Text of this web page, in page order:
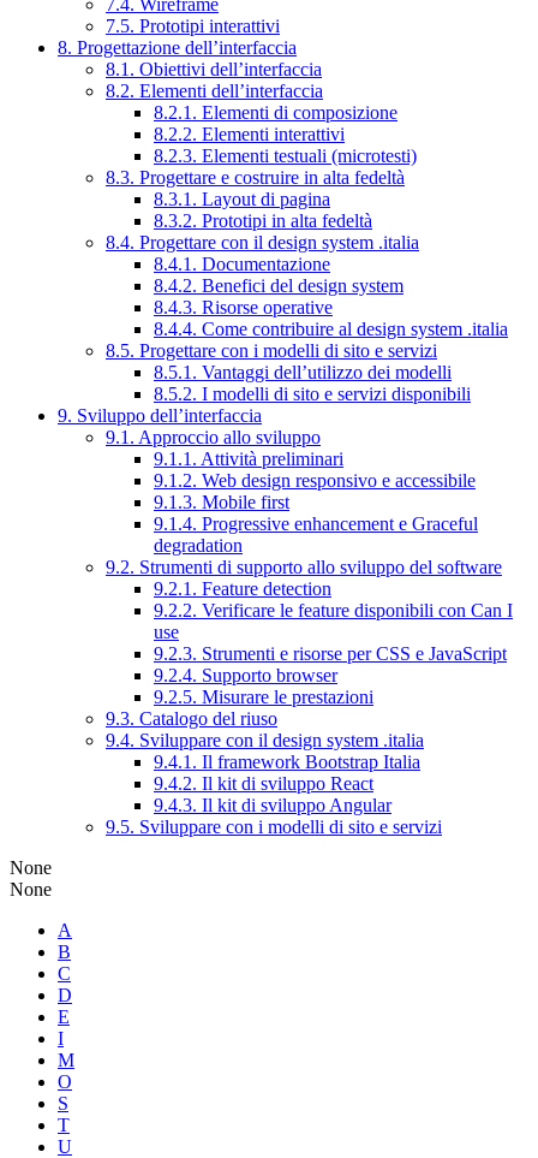
7.4. Wireframe
7.5. Prototipi interattivi
8. Progettazione dell’interfaccia
8.1. Obiettivi dell’interfaccia
8.2. Elementi dell’interfaccia
8.2.1. Elementi di composizione
8.2.2. Elementi interattivi
8.2.3. Elementi testuali (microtesti)
8.3. Progettare e costruire in alta fedeltà
8.3.1. Layout di pagina
8.3.2. Prototipi in alta fedeltà
8.4. Progettare con il design system .italia
8.4.1. Documentazione
8.4.2. Benefici del design system
8.4.3. Risorse operative
8.4.4. Come contribuire al design system .italia
8.5. Progettare con i modelli di sito e servizi
8.5.1. Vantaggi dell’utilizzo dei modelli
8.5.2. I modelli di sito e servizi disponibili
9. Sviluppo dell’interfaccia
9.1. Approccio allo sviluppo
9.1.1. Attività preliminari
9.1.2. Web design responsivo e accessibile
9.1.3. Mobile first
9.1.4. Progressive enhancement e Graceful
degradation
9.2. Strumenti di supporto allo sviluppo del software
9.2.1. Feature detection
9.2.2. Verificare le feature disponibili con Can I
use
9.2.3. Strumenti e risorse per CSS e JavaScript
9.2.4. Supporto browser
9.2.5. Misurare le prestazioni
9.3. Catalogo del riuso
9.4. Sviluppare con il design system .italia
9.4.1. Il framework Bootstrap Italia
9.4.2. Il kit di sviluppo React
9.4.3. Il kit di sviluppo Angular
9.5. Sviluppare con i modelli di sito e servizi
None
None
A
B
C
D
E
I
M
O
S
T
U